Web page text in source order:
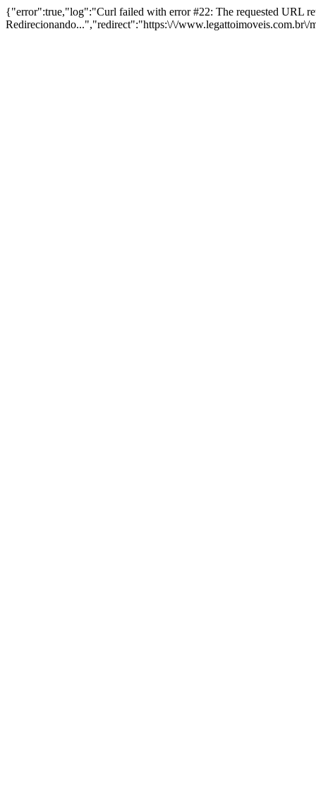
{"error":true,"log":"Curl failed with error #22: The requested URL
Redirecionando...","redirect":"https:\/\/www.legattoimoveis.com.br\/